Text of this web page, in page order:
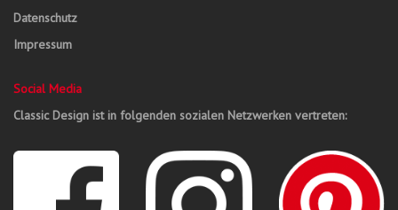
Datenschutz
Impressum
Social Media
Classic Design ist in folgenden sozialen Netzwerken vertreten: